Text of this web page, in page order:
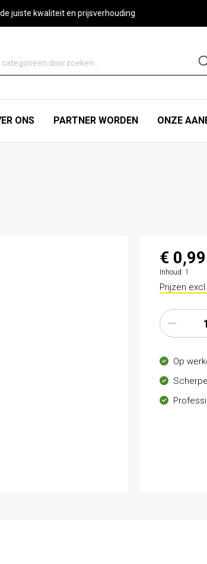
juiste kwaliteit en prijsverhouding
ONS PARTNER WORDEN ONZE
€ 0,99
Inhoud: 1
Prijzen
Op